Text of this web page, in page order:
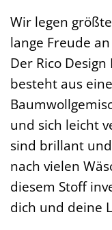
Wir legen
lange Freude
Der Rico
besteht aus
und sich leicht
sind brillant
nach vielen
diesem Stoff
dich und deine